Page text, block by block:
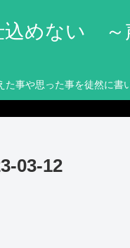
めない ～
た事や思った事を徒然
03-12